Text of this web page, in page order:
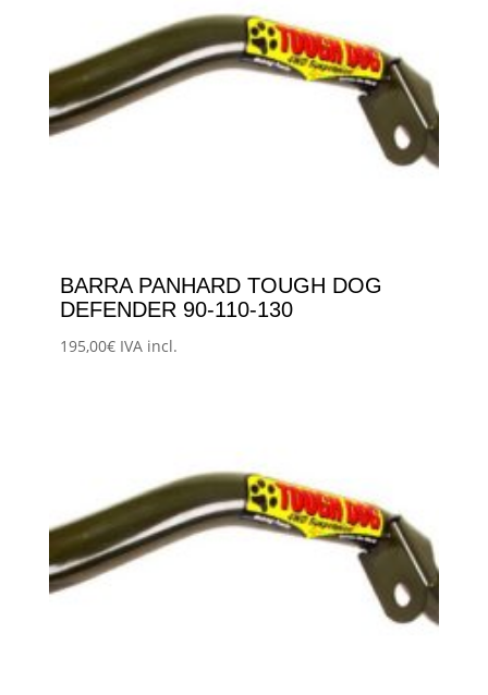
BARRA PANHARD TOUGH DOG
DEFENDER 90-110-130
195,00€ IVA incl.